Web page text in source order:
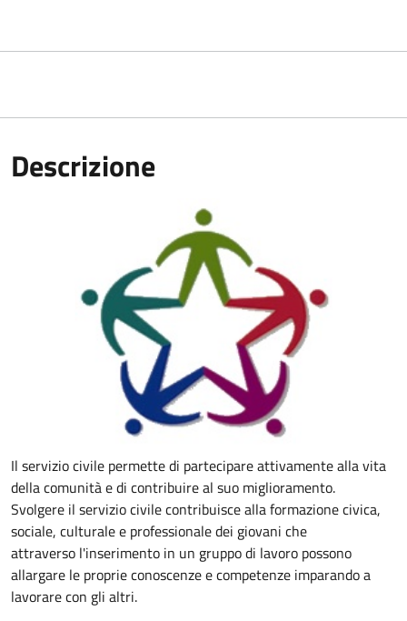
Descrizione
Il servizio civile permette di partecipare attivamente alla vita
della comunità e di contribuire al suo miglioramento.
Svolgere il servizio civile contribuisce alla formazione civica,
sociale, culturale e professionale dei giovani che
attraverso l'inserimento in un gruppo di lavoro possono
allargare le proprie conoscenze e competenze imparando a
lavorare con gli altri.